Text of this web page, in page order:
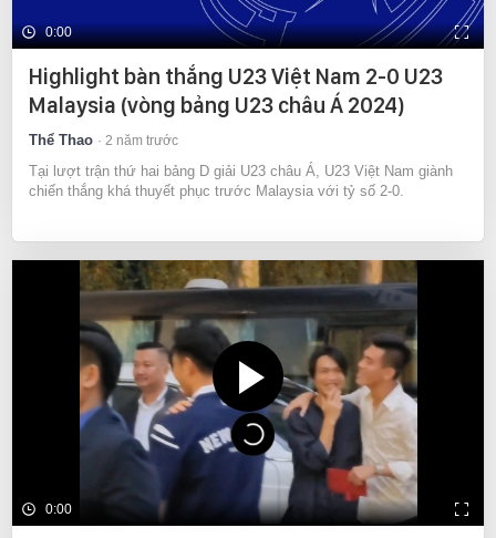
0:00
Highlight bàn thắng U23 Việt Nam 2-0 U23
Malaysia (vòng bảng U23 châu Á 2024)
Thể Thao 2 năm trước
Tại lượt trận thứ hai bảng D giải U23 châu Á, U23 Việt Nam giành
chiến thắng khá thuyết phục trước Malaysia với tỷ số 2-0.
0:00